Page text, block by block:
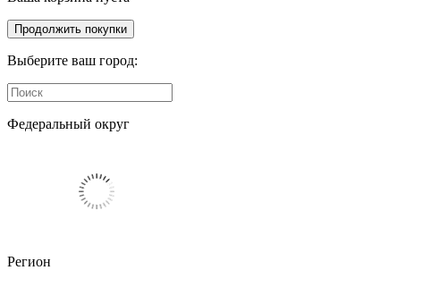
Продолжить покупки
Выберите ваш город:
Федеральный округ
Регион